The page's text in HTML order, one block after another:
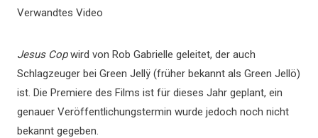
Verwandtes Video
Jesus Copwird von Rob Gabrielle geleitet, der auch
Schlagzeuger bei Green Jellÿ (früher bekannt als Green Jellö)
ist. Die Premiere des Films ist für dieses Jahr geplant, ein
genauer Veröffentlichungstermin wurde jedoch noch nicht
bekannt gegeben.